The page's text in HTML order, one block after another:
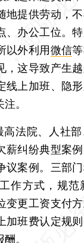
地提供劳动，
、办公工位。
以外利用微信
，这导致产生
线上加班、隐
。
法院、人社部
薪纠纷典型案
议案例。三部
作方式，规范
变更工资支付
加班费认定规
。